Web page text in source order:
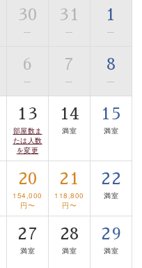
流しの温泉の質を楽し
いやされるプライベー
ス
ガイドが諏訪大社をご
で、ご利用ご希望の方
い。
い日がございます
しておりません
30
—
31
—
1
—
6
—
7
—
8
—
13
部屋数ま
たは人数
を変更
14
満室
15
満室
20
154,000
円〜
21
118,800
円〜
22
満室
27
満室
28
満室
29
満室